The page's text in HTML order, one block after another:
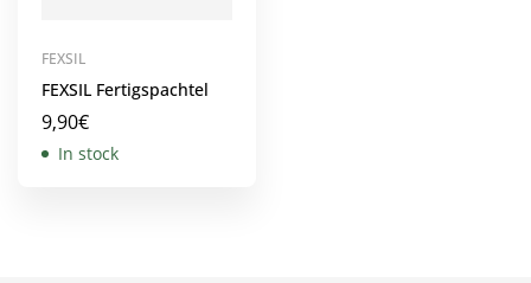
FEXSIL
FEXSIL Fertigspachtel
9,90€
In stock